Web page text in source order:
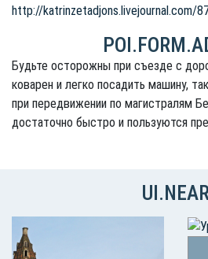
http://katrinzetadjons.livejournal.com/
Будьте осторожны при съезде с
коварен и легко посадить машину,
при передвижении по магистралям
достаточно быстро и пользуются